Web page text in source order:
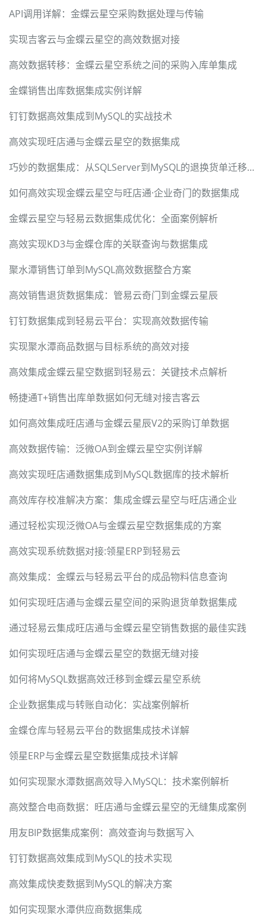
API调用详解：金蝶云星空采购数据处理与传输
实现吉客云与金蝶云星空的高效数据对接
高效数据转移：金蝶云星空系统之间的采购入库单集成
金蝶销售出库数据集成实例详解
钉钉数据高效集成到MySQL的实战技术
高效实现旺店通与金蝶云星空的数据集成
巧妙的数据集成：从SQLServer到MySQL的退换货单迁移方案
如何高效实现金蝶云星空与旺店通·企业奇门的数据集成
金蝶云星空与轻易云数据集成优化：全面案例解析
高效实现KD3与金蝶仓库的关联查询与数据集成
聚水潭销售订单到MySQL高效数据整合方案
高效销售退货数据集成：管易云奇门到金蝶云星辰
钉钉数据集成到轻易云平台：实现高效数据传输
实现聚水潭商品数据与目标系统的高效对接
高效集成金蝶云星空数据到轻易云：关键技术点解析
畅捷通T+销售出库单数据如何无缝对接吉客云
如何高效集成旺店通与金蝶云星辰V2的采购订单数据
高效数据传输：泛微OA到金蝶云星空实例详解
高效实现旺店通数据集成到MySQL数据库的技术解析
高效库存校准解决方案：集成金蝶云星空与旺店通企业
通过轻松实现泛微OA与金蝶云星空数据集成的方案
高效实现系统数据对接:领星ERP到轻易云
高效集成：金蝶云与轻易云平台的成品物料信息查询
如何实现旺店通与金蝶云星空间的采购退货单数据集成
通过轻易云集成旺店通与金蝶云星空销售数据的最佳实践
如何实现旺店通与金蝶云星空的数据无缝对接
如何将MySQL数据高效迁移到金蝶云星空系统
企业数据集成与转账自动化：实战案例解析
金蝶仓库与轻易云平台的数据集成技术详解
领星ERP与金蝶云星空数据集成技术详解
如何实现聚水潭数据高效导入MySQL：技术案例解析
高效整合电商数据：旺店通与金蝶云星空的无缝集成案例
用友BIP数据集成案例：高效查询与数据写入
钉钉数据高效集成到MySQL的技术实现
高效集成快麦数据到MySQL的解决方案
如何实现聚水潭供应商数据集成